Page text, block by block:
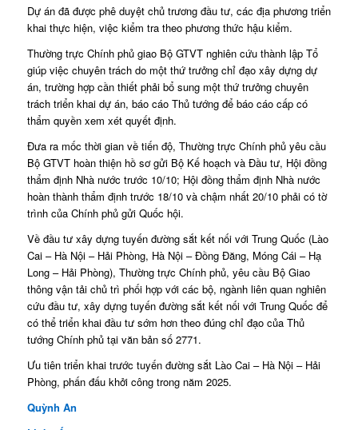
Dự án đã được phê duyệt chủ trương đầu tư, các địa phương triển
khai thực hiện, việc kiểm tra theo phương thức hậu kiểm.
Thường trực Chính phủ giao Bộ GTVT nghiên cứu thành lập Tổ
giúp việc chuyên trách do một thứ trưởng chỉ đạo xây dựng dự
án, trường hợp cần thiết phải bổ sung một thứ trưởng chuyên
trách triển khai dự án, báo cáo Thủ tướng để báo cáo cấp có
thẩm quyền xem xét quyết định.
Đưa ra mốc thời gian về tiến độ, Thường trực Chính phủ yêu cầu
Bộ GTVT hoàn thiện hồ sơ gửi Bộ Kế hoạch và Đầu tư, Hội đồng
thẩm định Nhà nước trước 10/10; Hội đồng thẩm định Nhà nước
hoàn thành thẩm định trước 18/10 và chậm nhất 20/10 phải có tờ
trình của Chính phủ gửi Quốc hội.
Về đầu tư xây dựng tuyến đường sắt kết nối với Trung Quốc (Lào
Cai – Hà Nội – Hải Phòng, Hà Nội – Đồng Đăng, Móng Cái – Hạ
Long – Hải Phòng), Thường trực Chính phủ, yêu cầu Bộ Giao
thông vận tải chủ trì phối hợp với các bộ, ngành liên quan nghiên
cứu đầu tư, xây dựng tuyến đường sắt kết nối với Trung Quốc để
có thể triển khai đầu tư sớm hơn theo đúng chỉ đạo của Thủ
tướng Chính phủ tại văn bản số 2771.
Ưu tiên triển khai trước tuyến đường sắt Lào Cai – Hà Nội – Hải
Phòng, phấn đấu khởi công trong năm 2025.
Quỳnh An